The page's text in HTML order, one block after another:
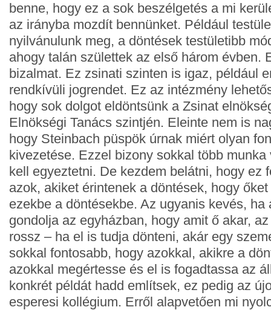
benne, hogy ez a sok beszélgetés a mi
az irányba mozdít bennünket. Például
nyilvánulunk meg, a döntések testületibb
ahogy talán születtek az első három évben.
bizalmat. Ez zsinati szinten is igaz, például
rendkívüli jogrendet. Ez az intézmény
hogy sok dolgot eldöntsünk a Zsinat
Elnökségi Tanács szintjén. Eleinte nem is
hogy Steinbach püspök úrnak miért olyan
kivezetése. Ezzel bizony sokkal több
kell egyeztetni. De kezdem belátni, hogy ez
azok, akiket érintenek a döntések, hogy
ezekbe a döntésekbe. Az ugyanis kevés, ha
gondolja az egyházban, hogy amit ő akar,
rossz – ha el is tudja dönteni, akár egy
sokkal fontosabb, hogy azokkal, akikre a
azokkal megértesse és el is fogadtassa az
konkrét példát hadd említsek, ez pedig az
esperesi kollégium. Erről alapvetően mi